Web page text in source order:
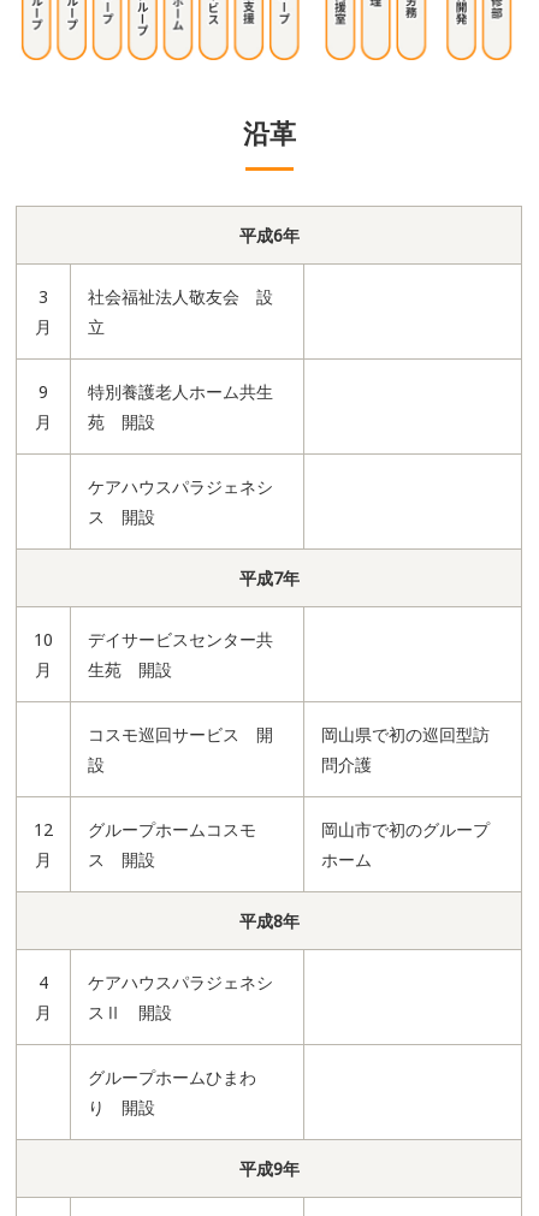
沿革
平成6年
3
月
社会福祉法人敬友会 設
立
9
月
特別養護老人ホーム共生
苑 開設
ケアハウスパラジェネシ
ス 開設
平成7年
10
月
デイサービスセンター共
生苑 開設
コスモ巡回サービス 開
設
岡山県で初の巡回型訪
問介護
12
月
グループホームコスモ
ス 開設
岡山市で初のグループ
ホーム
平成8年
4
月
ケアハウスパラジェネシ
スⅡ 開設
グループホームひまわ
り 開設
平成9年